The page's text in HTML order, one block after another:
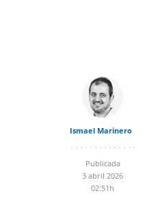
Ismael Marinero
Publicada
3 abril 2026
02:51h